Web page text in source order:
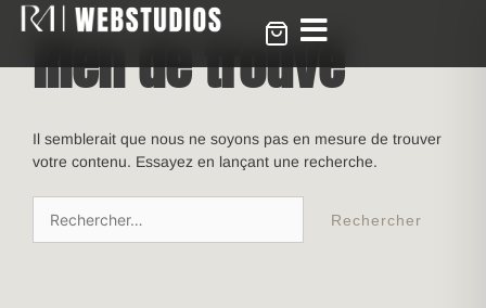
Rien de trouvé
Il semblerait que nous ne soyons pas en mesure de trouver
votre contenu. Essayez en lançant une recherche.